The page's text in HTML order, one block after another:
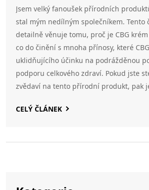
Jsem velký fanoušek přírodních
stal mým nedílným společníkem. Tento
detailně věnuje tomu, proč je CBG
co do činění s mnoha přínosy, které
uklidňujícího účinku na podrážděnou
podporu celkového zdraví. Pokud jste
zvědaví na tento přírodní produkt, pak
obohatit váš život.
CELÝ ČLÁNEK